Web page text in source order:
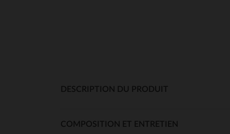
DESCRIPTION DU PRODUIT
COMPOSITION ET ENTRETIEN